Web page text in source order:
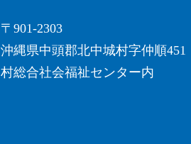
〒901-2303
沖縄県中頭郡北中城村字仲順451
村総合社会福祉センター内